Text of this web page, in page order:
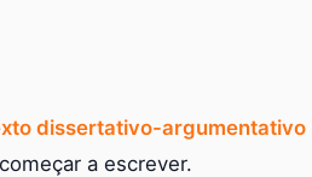
dissertativo-argumentativo
a escrever.